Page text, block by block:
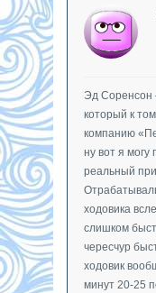
Эд
который к
компанию
ну вот я могу
реальный
ходовика
слишком
чересчур
ходовик
минут 20-25